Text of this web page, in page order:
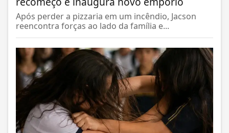
Após perder a pizzaria em um incêndio, Jacson
reencontra forças ao lado da família e...